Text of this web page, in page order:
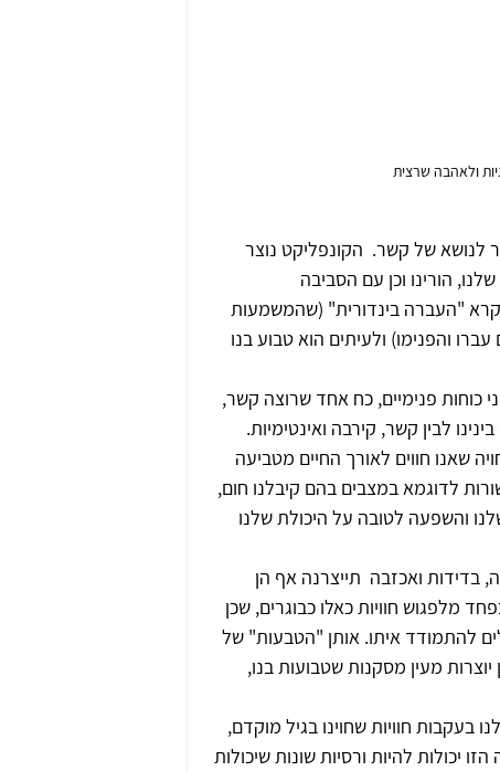
ולאהבה שרצית
לנושא של קשר.  הקונפליקט נוצר
הורינו וכן עם הסביבה
"העברה בינדורית" (שהמשמעות
והפנימו) ולעיתים הוא טבוע בנו
כוחות פנימיים, כח אחד שרוצה קשר,
לבין קשר, קירבה ואינטימיות.
שאנו חווים לאורך החיים מטביעה
לדוגמא במצבים בהם קיבלנו חום,
והשפעה לטובה על היכולת שלנו
בדידות ואכזבה  תייצרנה אף הן
מלפגוש חוויות כאלו כבוגרים, שכן
להתמודד איתו. אותן "הטבעות" של
יוצרות מעין מסקנות שטבועות בנו,
חוויות שחוינו בגיל מוקדם,
להיות ורסיות שונות שיכולות